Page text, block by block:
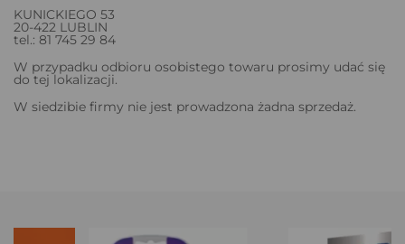
KUNICKIEGO 53
20-422 LUBLIN
tel.: 81 745 29 84
W przypadku odbioru osobistego towaru prosimy udać się
do tej lokalizacji.
W siedzibie firmy nie jest prowadzona żadna sprzedaż.